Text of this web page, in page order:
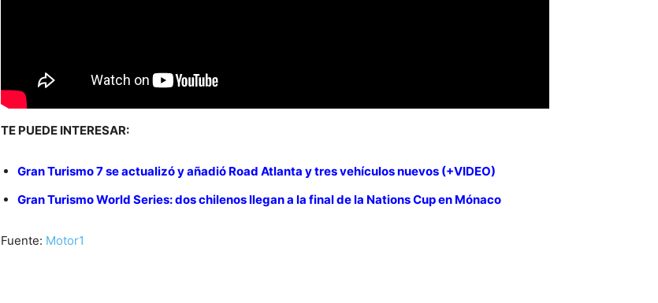
TE PUEDE INTERESAR:
Gran Turismo 7 se actualizó y añadió Road Atlanta y tres vehículos nuevos (+VIDEO)
Gran Turismo World Series: dos chilenos llegan a la final de la Nations Cup en Mónaco
Fuente: Motor1